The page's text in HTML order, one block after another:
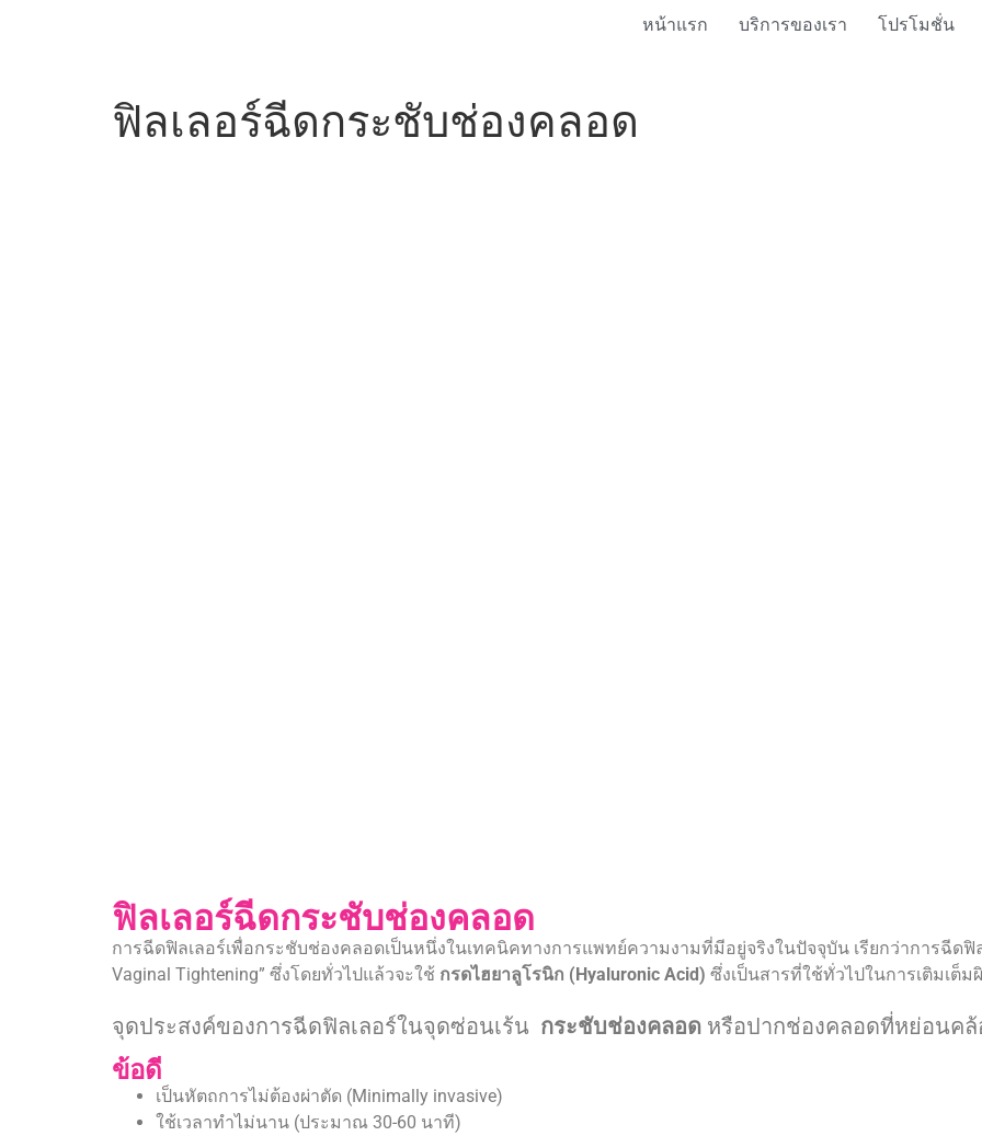
หน้าแรก บริการของเรา โปรโมชั่น
ฟิลเลอร์ฉีดกระชับช่องคลอด
ฟิลเลอร์ฉีดกระชับช่องคลอด
การฉีดฟิลเลอร์เพื่อกระชับช่องคลอดเป็นหนึ่งในเทคนิคทางการแพทย์ความงามที่มีอยู่จริงในปัจจุบัน เรียกว่าการฉีดฟิล
Vaginal Tightening” ซึ่งโดยทั่วไปแล้วจะใช้ กรดไฮยาลูโรนิก (Hyaluronic Acid) ซึ่งเป็นสารที่ใช้ทั่วไปในการเติมเต็
จุดประสงค์ของการฉีดฟิลเลอร์ในจุดซ่อนเร้น กระชับช่องคลอด หรือปากช่องคลอดที่หย่อนคล้
ข้อดี
เป็นหัตถการไม่ต้องผ่าตัด (Minimally invasive)
ใช้เวลาทำไม่นาน (ประมาณ 30-60 นาที)